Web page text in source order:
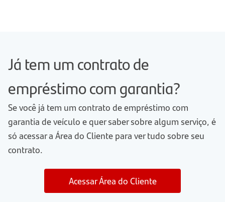
Já tem um contrato de
empréstimo com garantia?
Se você já tem um contrato de empréstimo com
garantia de veículo e quer saber sobre algum serviço, é
só acessar a Área do Cliente para ver tudo sobre seu
contrato.
Acessar Área do Cliente